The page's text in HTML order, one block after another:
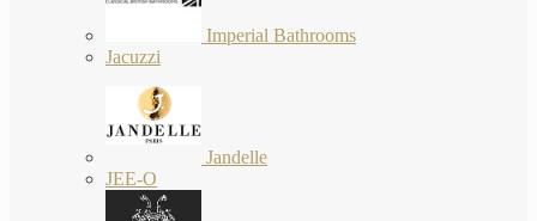
Imperial Bathrooms
Jacuzzi
Jandelle
JEE-O